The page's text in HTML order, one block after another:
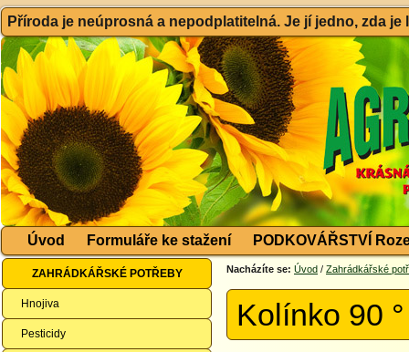
Příroda je neúprosná a nepodplatitelná. Je jí jedno, zda
Úvod Formuláře ke stažení PODKOVÁŘSTVÍ
ZAHRÁDKÁŘSKÉ POTŘEBY
Hnojiva
Pesticidy
Nacházíte se: Úvod / Zahrádkářské
Kolínko 90